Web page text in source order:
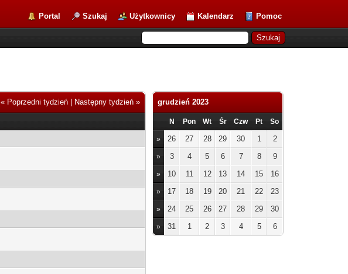
Portal Szukaj Użytkownicy Kalendarz Pomoc
« Poprzedni tydzień Następny tydzień » grudzień 2023
N Pon Wt Śr Czw Pt So
» 26 27 28 29 30 1 2
» 3 4 5 6 7 8 9
» 10 11 12 13 14 15 16
» 17 18 19 20 21 22 23
» 24 25 26 27 28 29 30
» 31 1 2 3 4 5 6